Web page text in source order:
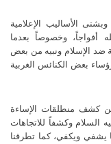
الأساليب الإعلامية
أفواجاً، وخصوصاً بعدما
ضد الإسلام ونبيه من بعض
بعض الكنائس الغربية
عن كشف منطلقات الإساءة
السلام وكشفاً للاتجاهات
يشفي ويكفي، كما تطرقنا